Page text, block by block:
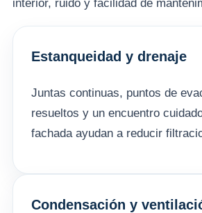
interior, ruido y facilidad de
Estanqueidad y drenaje
Juntas continuas, puntos de
resueltos y un encuentro
fachada ayudan a reducir
Condensación y